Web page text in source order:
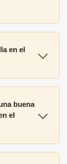
en el
buena
el